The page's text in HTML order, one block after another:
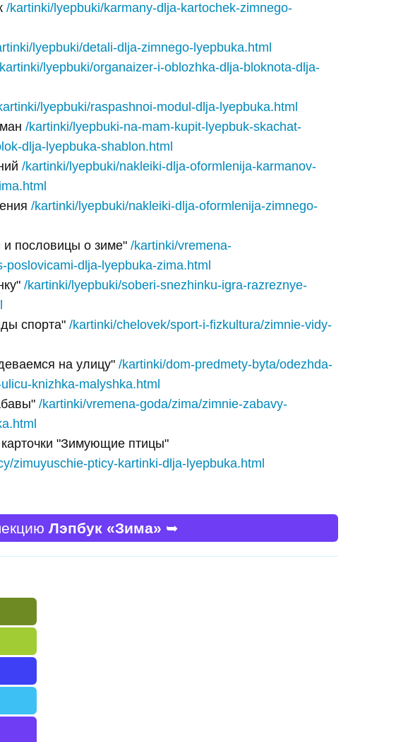
/kartinki/lyepbuki/karmany-dlja-kartochek-zimnego-
lyepbuki/detali-dlja-zimnego-lyepbuka.html
lyepbuki/organaizer-i-oblozhka-dlja-bloknota-dlja-
lyepbuki/raspashnoi-modul-dlja-lyepbuka.html
/kartinki/lyepbuki-na-mam-kupit-lyepbuk-skachat-
dlja-lyepbuka-shablon.html
/kartinki/lyepbuki/nakleiki-dlja-oformlenija-karmanov-
/kartinki/lyepbuki/nakleiki-dlja-oformlenija-zimnego-
и пословицы о зиме" /kartinki/vremena-
poslovicami-dlja-lyepbuka-zima.html
/kartinki/lyepbuki/soberi-snezhinku-igra-razreznye-
спорта" /kartinki/chelovek/sport-i-fizkultura/zimnie-vidy-
на улицу" /kartinki/dom-predmety-byta/odezhda-
knizhka-malyshka.html
/kartinki/vremena-goda/zima/zimnie-zabavy-
"Зимующие птицы"
zimuyuschie-pticy-kartinki-dlja-lyepbuka.html
Лэпбук «Зима» ➥